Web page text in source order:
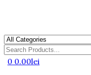
Search
for
0 0.00lei